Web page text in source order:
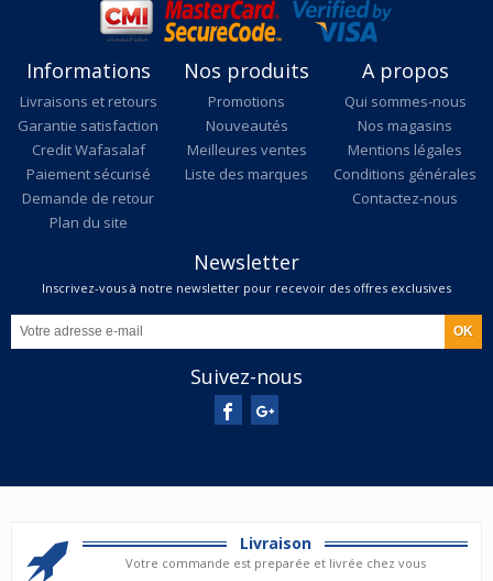
Informations
Livraisons et retours
Garantie satisfaction
Credit Wafasalaf
Paiement sécurisé
Demande de retour
Plan du site
Nos produits
Promotions
Nouveautés
Meilleures ventes
Liste des marques
A propos
Qui sommes-nous
Nos magasins
Mentions légales
Conditions générales
Contactez-nous
Newsletter
Inscrivez-vous à notre newsletter pour recevoir des offres exclusives
Suivez-nous
Livraison
Votre commande est preparée et livrée chez vous